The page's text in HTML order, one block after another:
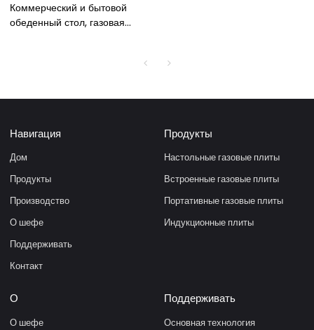
Коммерческий и бытовой
обеденный стол, газовая
Навигация
Дом
Продукты
Производство
О шефе
Поддерживать
Контакт
Продукты
Настольные газовые плиты
Встроенные газовые плиты
Портативные газовые плиты
Индукционные плиты
О
О шефе
Поддерживать
Основная технология